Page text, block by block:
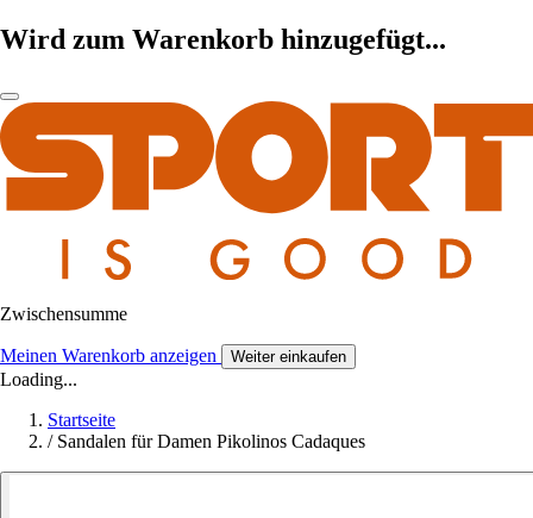
Wird zum Warenkorb hinzugefügt...
Zwischensumme
Meinen Warenkorb anzeigen Weiter einkaufen
Loading...
Startseite
/ Sandalen für Damen Pikolinos Cadaques